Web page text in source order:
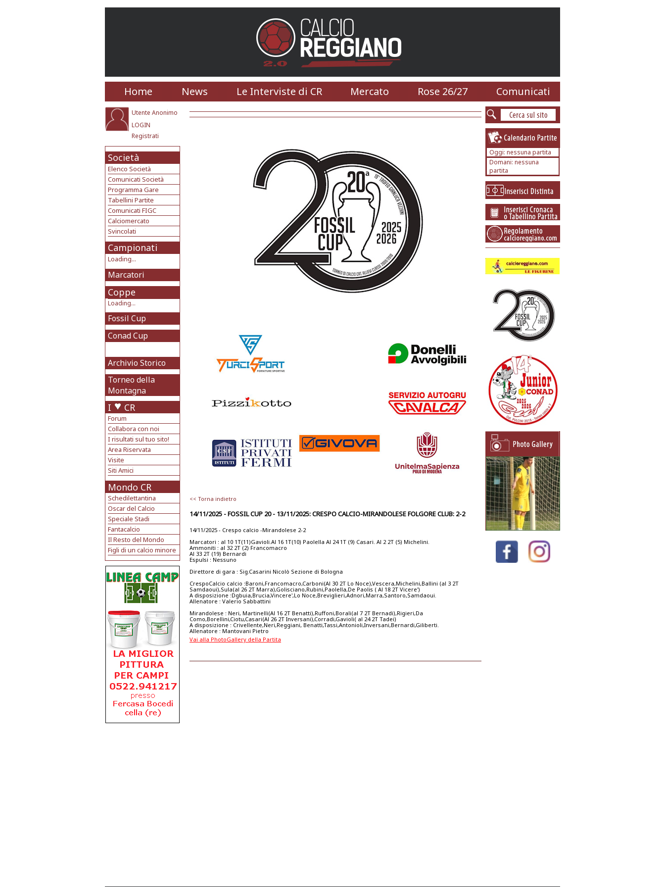
Home News Le Interviste di CR Mercato Rose 26/27 Comunicati
Utente Anonimo
LOGIN
Registrati
Società
Elenco Società
Comunicati Società
Programma Gare
Tabellini Partite
Comunicati FIGC
Calciomercato
Svincolati
Campionati
Loading...
Marcatori
Coppe
Loading...
Fossil Cup
Conad Cup
Archivio Storico
Torneo della
Montagna
I CR
Forum
Collabora con noi
I risultati sul tuo sito!
Area Riservata
Visite
Siti Amici
Mondo CR
Schedilettantina
Oscar del Calcio
Speciale Stadi
Fantacalcio
Il Resto del Mondo
Figli di un calcio minore
<< Torna indietro
14/11/2025 - FOSSIL CUP 20 - 13/11/2025: CRESPO CALCIO-MIRANDOLESE FOLGORE CLUB: 2-2
14/11/2025 - Crespo calcio -Mirandolese 2-2
Marcatori : al 10 1T(11)Gavioli.Al 16 1T(10) Paolella Al 24 1T (9) Casari. Al 2 2T (5) Michelini.
Ammoniti : al 32 2T (2) Francomacro
Al 33 2T (19) Bernardi
Espulsi : Nessuno
Direttore di gara : Sig.Casarini Nicolò Sezione di Bologna
CrespoCalcio calcio :Baroni,Francomacro,Carboni(Al 30 2T Lo Noce),Vescera,Michelini,Ballini (al 3 2T
Samdaoui),Sula(al 26 2T Marra),Golisciano,Rubini,Paolella,De Paolis ( Al 18 2T Vicere')
A disposizione :Dgbuia,Brucia,Vincere',Lo Noce,Breviglieri,Adnori,Marra,Santoro,Samdaoui.
Allenatore : Valerio Sabbattini
Mirandolese : Neri, Martinelli(Al 16 2T Benatti),Ruffoni,Borali(al 7 2T Bernadi),Rigieri,Da
Como,Borellini,Ciotu,Casari(Al 26 2T Inversani),Corradi,Gavioli( al 24 2T Tadei)
A disposizione : Crivellente,Neri,Reggiani, Benatti,Tassi,Antonioli,Inversani,Bernardi,Giliberti.
Allenatore : Mantovani Pietro
Vai alla PhotoGallery della Partita
Oggi: nessuna partita
Domani: nessuna
partita